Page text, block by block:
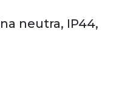
neutra, IP44,